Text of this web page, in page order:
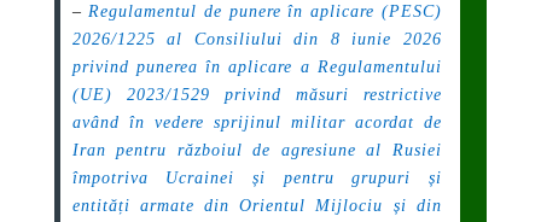
– Regulamentul de punere în aplicare (PESC)
2026/1225 al Consiliului din 8 iunie 2026
privind punerea în aplicare a Regulamentului
(UE) 2023/1529 privind măsuri restrictive
având în vedere sprijinul militar acordat de
Iran pentru războiul de agresiune al Rusiei
împotriva Ucrainei și pentru grupuri și
entități armate din Orientul Mijlociu și din